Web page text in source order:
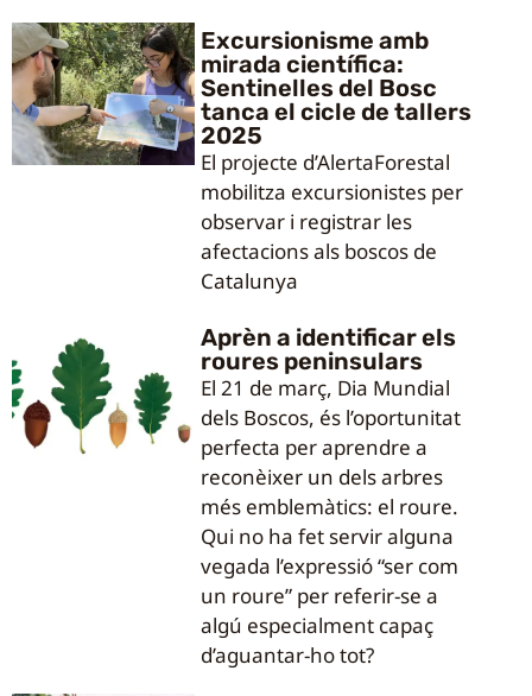
Excursionisme amb
mirada científica:
Sentinelles del Bosc
tanca el cicle de tallers
2025
El projecte d’AlertaForestal
mobilitza excursionistes per
observar i registrar les
afectacions als boscos de
Catalunya
Aprèn a identificar els
roures peninsulars
El 21 de març, Dia Mundial
dels Boscos, és l’oportunitat
perfecta per aprendre a
reconèixer un dels arbres
més emblemàtics: el roure.
Qui no ha fet servir alguna
vegada l’expressió “ser com
un roure” per referir-se a
algú especialment capaç
d’aguantar-ho tot?